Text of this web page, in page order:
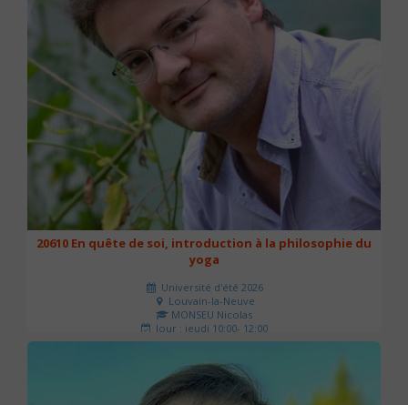
20610 En quête de soi, introduction à la philosophie du
yoga
Université d'été 2026
Louvain-la-Neuve
MONSEU Nicolas
Jour : jeudi 10:00- 12:00
Nombre de séances : 1